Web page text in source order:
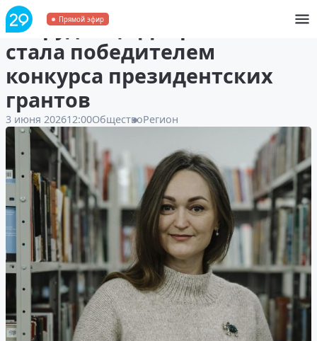
Прямой эфир
Сотрудница Добролюбовки
стала победителем
конкурса президентских
грантов
3 июня 202612:00ОбществоРегион